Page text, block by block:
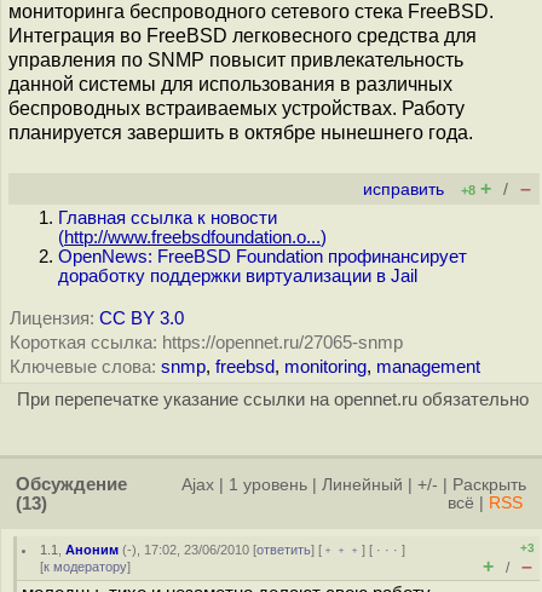
мониторинга беспроводного сетевого стека FreeBSD.
Интеграция во FreeBSD легковесного средства для
управления по SNMP повысит привлекательность
данной системы для использования в различных
беспроводных встраиваемых устройствах. Работу
планируется завершить в октябре нынешнего года.
исправить +8 + / –
Главная ссылка к новости
(http://www.freebsdfoundation.o...)
OpenNews: FreeBSD Foundation профинансирует
доработку поддержки виртуализации в Jail
Лицензия: CC BY 3.0
Короткая ссылка: https://opennet.ru/27065-snmp
Ключевые слова: snmp, freebsd, monitoring, management
При перепечатке указание ссылки на opennet.ru обязательно
Обсуждение
(13)
Ajax 1 уровень Линейный +/-
Раскрыть
всё
RSS
1.1 ,Аноним (-), 17:02, 23/06/2010 [ответить] [ ﹢﹢﹢] [ · · ·]
[к модератору]
+3
+ / –